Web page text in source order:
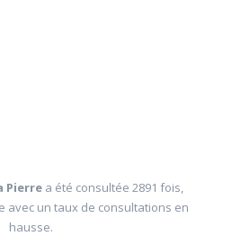
Pierre a été consultée 2891 fois,
avec un taux de consultations en
hausse.